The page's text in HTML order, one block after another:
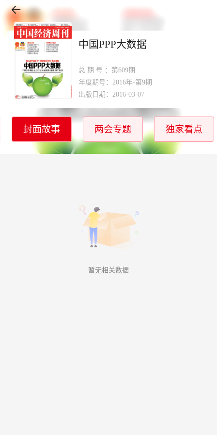
中国PPP大数据
总期号 ：第609期
年度期号：2016年-第9期
出版日期：2016-03-07
封面故事 两会专题 独家看点
暂无相关数据